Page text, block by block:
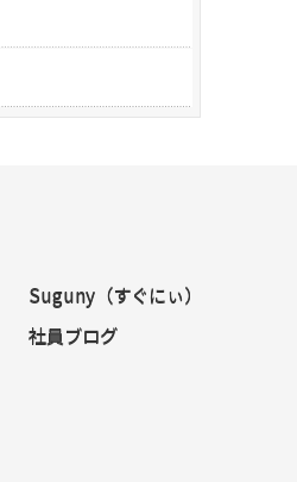
Suguny（すぐにぃ）
社員ブログ